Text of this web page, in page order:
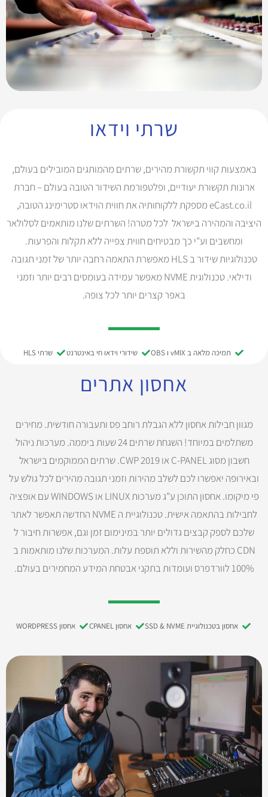
שרתי וידאו
באמצעות קווי תקשורת מהירים, שרתים מהמותגים המובילים בעולם,
ארונות תקשורת יעודיים, ופלטפורמת השידור הטובה בעולם – חברת
eCast.co.il מספקת ללקוחותיה את חווית הוידאו סטרימינג הטובה,
היציבה והמהירה בישראל לכל מטרה! השרתים שלנו מותאמים לסלולאר
ומחשבים וע"י כך מבטיחים חווית צפייה ללא תקלות והפרעות.
טכנולוגיות שידור ב HLS מאפשרת התאמה רחבה יותר של זמני תגובה
ודילאי. טכנולוגית NVME מאפשר עמידה בעומסים רבים יותר וזמני
באפר קצרים יותר לכל צופה.
תמיכה מלאה ב vMIX ו OBS שידורי וידאו חי באינטרנט שרתי HLS
אחסון אתרים
מגוון חבילות אחסון ללא הגבלת רוחב פס ותעבורה חודשית. מחירים
משתלמים במיוחד! השגחת שרתים 24 שעות ביממה. מערכות ניהול
חשבון מסוג C-PANEL או CWP 2019. שרתים הממוקמים בישראל
ובאירופה יאפשרו לכם לשלב מהירות וזמני תגובה מהירים לכל גולש על
פי מיקומו. אחסון התוכן ע"ג מערכות LINUX או WINDOWS עם אופציה
לחבילות בהתאמה אישית. טכנולוגיית ה NVME החדשה תאפשר לאתר
שלכם לספק קבצים גדולים יותר במינימום זמן וגם, אפשרות חיבור ל
CDN כחלק מהשירות וללא תוספת עלות. המערכות שלנו מותאמות ב
100% לוורדפרס ועומדות בתקני אבטחת המידע המחמירים בעולם.
אחסון בטכנולוגיית SSD & NVME אחסון CPANEL אחסון WORDPRESS